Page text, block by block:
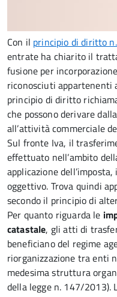
Con il principio di diritto
entrate ha chiarito il
fusione per
riconosciuti appartenenti
principio di diritto
che possono derivare
all’attività commerciale
Sul fronte Iva, il
effettuato nell’ambito
applicazione
oggettivo. Trova quindi
secondo il principio di
Per quanto riguarda le
catastale, gli atti di
beneficiano del regime
riorganizzazione tra enti
medesima struttura
della legge n. 147/2013).